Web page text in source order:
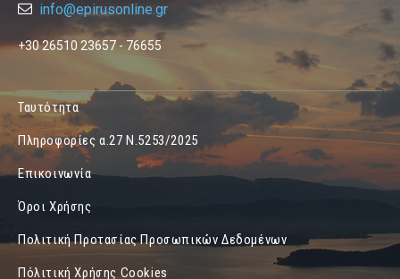
info@epirusonline.gr
+30 26510 23657 - 76655
Ταυτότητα
Πληροφορίες α.27 Ν.5253/2025
Επικοινωνία
Όροι Χρήσης
Πολιτική Προτασίας Προσωπικών Δεδομένων
Πόλιτική Χρήσης Cookies